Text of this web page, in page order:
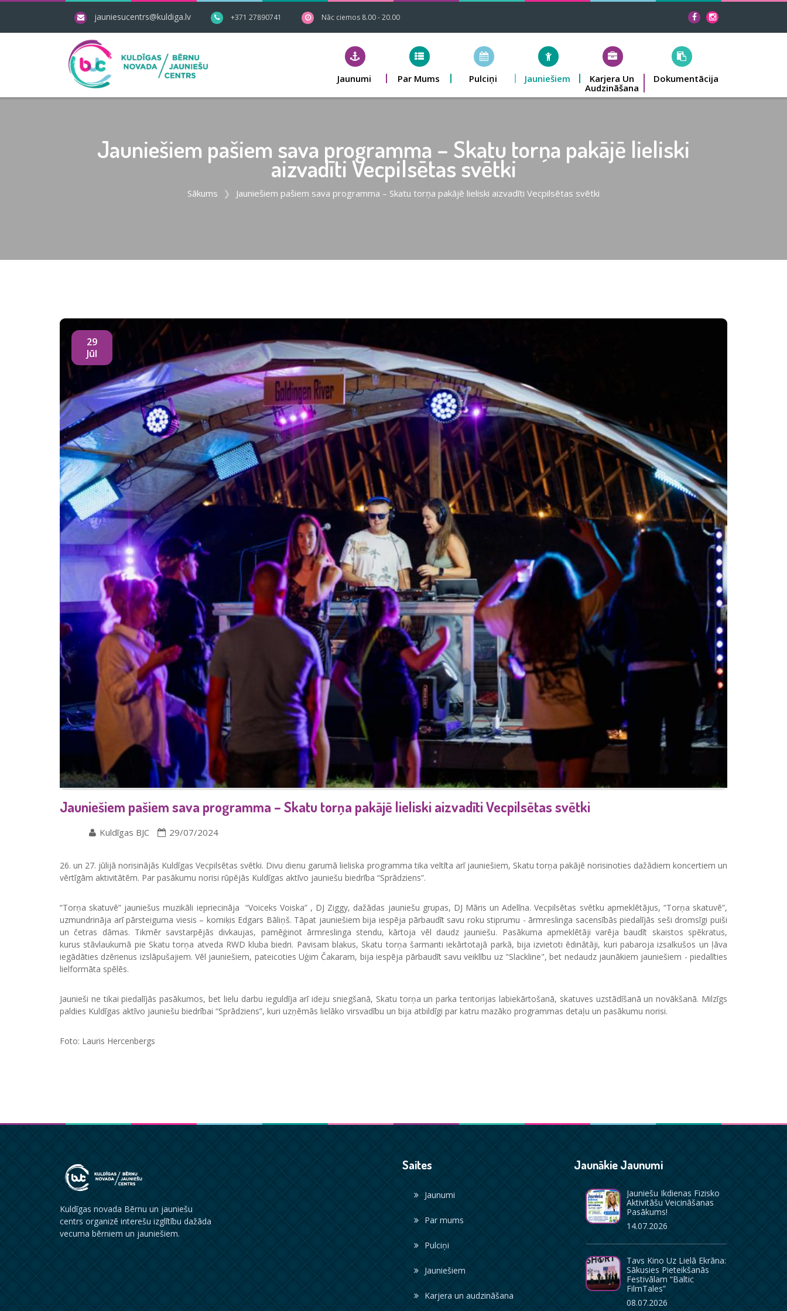
jauniesucentrs@kuldiga.lv +371 27890741 Nāc ciemos 8.00 - 20.00
Jaunumi Par Mums Pulciņi Jauniešiem
Karjera Un
Audzināšana
Dokumentācija
Jauniešiem pašiem sava programma – Skatu torņa pakājē lieliski
aizvadīti Vecpilsētas svētki
Sākums Jauniešiem pašiem sava programma – Skatu torņa pakājē lieliski aizvadīti Vecpilsētas svētki
29
Jūl
Jauniešiem pašiem sava programma – Skatu torņa pakājē lieliski aizvadīti Vecpilsētas svētki
Kuldīgas BJC 29/07/2024
26. un 27. jūlijā norisinājās Kuldīgas Vecpilsētas svētki. Divu dienu garumā lieliska programma tika veltīta arī jauniešiem, Skatu torņa pakājē norisinoties dažādiem koncertiem un
vērtīgām aktivitātēm. Par pasākumu norisi rūpējās Kuldīgas aktīvo jauniešu biedrība “Sprādziens”.
“Torņa skatuvē” jauniešus muzikāli iepriecināja “Voiceks Voiska” , DJ Ziggy, dažādas jauniešu grupas, DJ Māris un Adelīna. Vecpilsētas svētku apmeklētājus, “Torņa skatuvē”,
uzmundrināja arī pārsteiguma viesis – komiķis Edgars Bāliņš. Tāpat jauniešiem bija iespēja pārbaudīt savu roku stiprumu - ārmreslinga sacensībās piedalījās seši dromsīgi puiši
un četras dāmas. Tikmēr savstarpējās divkaujas, pamēģinot ārmreslinga stendu, kārtoja vēl daudz jauniešu. Pasākuma apmeklētāji varēja baudīt skaistos spēkratus,
kurus stāvlaukumā pie Skatu torņa atveda RWD kluba biedri. Pavisam blakus, Skatu torņa šarmanti iekārtotajā parkā, bija izvietoti ēdinātāji, kuri pabaroja izsalkušos un ļāva
iegādāties dzērienus izslāpušajiem.Vēl jauniešiem, pateicoties Uģim Čakaram, bija iespēja pārbaudīt savu veiklību uz "Slackline", bet nedaudz jaunākiem jauniešiem - piedalīties
lielformāta spēlēs.
Jaunieši ne tikai piedalījās pasākumos, bet lielu darbu ieguldīja arī ideju sniegšanā, Skatu torņa un parka teritorijas labiekārtošanā, skatuves uzstādīšanā un novākšanā. Milzīgs
paldies Kuldīgas aktīvo jauniešu biedrībai “Sprādziens”, kuri uzņēmās lielāko virsvadību un bija atbildīgi par katru mazāko programmas detaļu un pasākumu norisi.
Foto: Lauris Hercenbergs
Kuldīgas novada Bērnu un jauniešu
centrs organizē interešu izglītību dažāda
vecuma bērniem un jauniešiem.
Saites
Jaunumi
Par mums
Pulciņi
Jauniešiem
Karjera un audzināšana
Jaunākie Jaunumi
Jauniešu Ikdienas Fizisko
Aktivitāšu Veicināšanas
Pasākums!
14.07.2026
Tavs Kino Uz Lielā Ekrāna:
Sākusies Pieteikšanās
Festivālam “Baltic
FilmTales”
08.07.2026